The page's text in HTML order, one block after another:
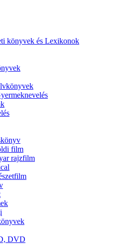
könyvek és Lexikonok
film
rajzfilm
DVD